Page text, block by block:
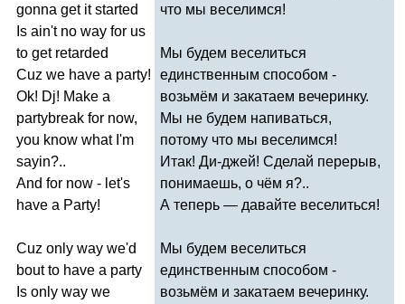
gonna get it started
Is ain't no way for us
to get retarded
Cuz we have a party!
Ok! Dj! Make a
partybreak for now,
you know what I'm
sayin?..
And for now - let's
have a Party!
Cuz only way we'd
bout to have a party
Is only way we
что мы веселимся!
Мы будем веселиться
единственным способом -
возьмём и закатаем вечеринку.
Мы не будем напиваться,
потому что мы веселимся!
Итак! Ди-джей! Сделай перерыв,
понимаешь, о чём я?..
А теперь — давайте веселиться!
Мы будем веселиться
единственным способом -
возьмём и закатаем вечеринку.